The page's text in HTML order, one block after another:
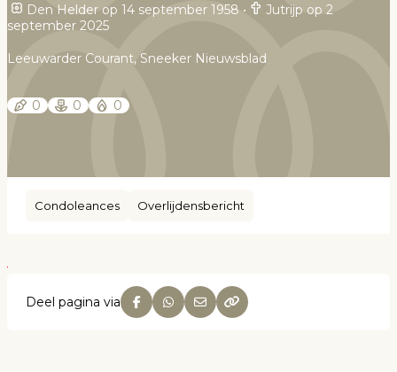
Den Helder op 14 september 1958 •
Jutrijp op 2
september 2025
Leeuwarder Courant, Sneeker Nieuwsblad
0 0 0
Condoleances Overlijdensbericht
Deel pagina via